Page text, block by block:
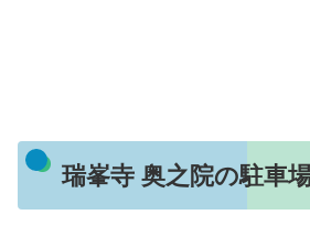
瑞峯寺 奥之院の駐車